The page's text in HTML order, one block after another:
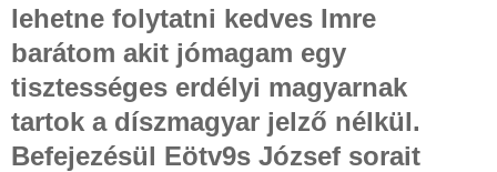
lehetne folytatni kedves Imre
barátom akit jómagam egy
tisztességes erdélyi magyarnak
tartok a díszmagyar jelző nélkül.
Befejezésül Eötv9s József sorait